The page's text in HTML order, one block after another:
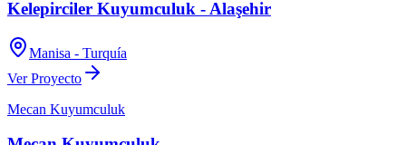
Kelepirciler Kuyumculuk - Alaşehir
Manisa - Turquía
Ver Proyecto
Mecan Kuyumculuk